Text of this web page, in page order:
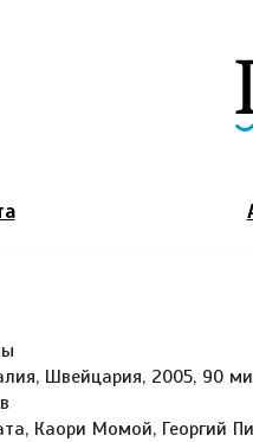
Швейцария, 2005, 90
Каори Момой, Георгий